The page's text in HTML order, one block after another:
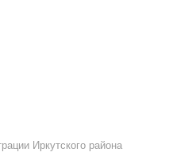
Иркутского района